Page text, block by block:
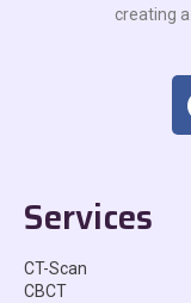
creating
Services
CT-Scan
CBCT